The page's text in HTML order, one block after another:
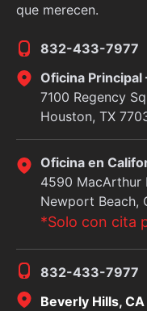
que merecen.
832-433-7977
Oficina Principal
7100 Regency
Houston, TX
Oficina en
4590 MacArthur
Newport Beach,
*Solo con cita
832-433-7977
Beverly Hills,